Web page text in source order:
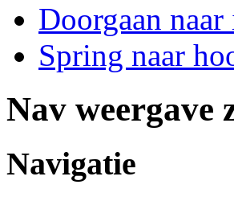
Doorgaan
Spring naar
Nav weergave
Navigatie